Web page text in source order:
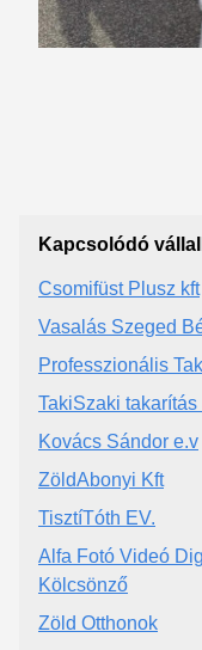
Kapcsolódó
Csomifüst Plusz kft
Vasalás Szeged
Professzionális
TakiSzaki takarítás
Kovács Sándor e.v
ZöldAbonyi Kft
TisztíTóth EV.
Alfa Fotó Videó
Kölcsönző
Zöld Otthonok